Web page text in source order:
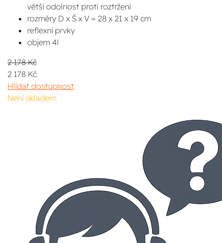
větší odolnost proti roztržení
rozměry D x Š x V = 28 x 21 x 19 cm
reflexní prvky
objem 4l
2 178 Kč
2 178 Kč
Hlídat dostupnost
Není skladem